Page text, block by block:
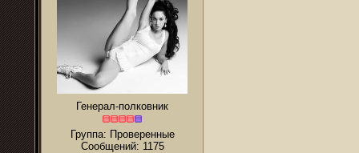
Генерал-полковник
Группа: Проверенные
Сообщений: 1175